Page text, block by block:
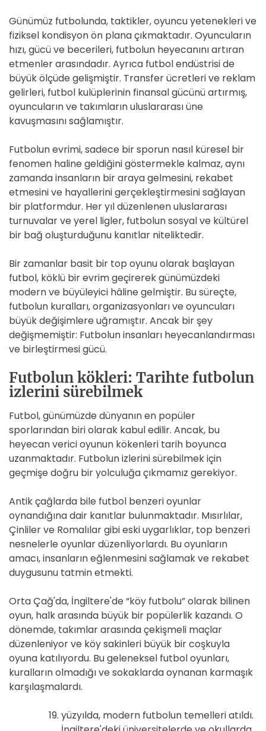
Günümüz futbolunda, taktikler, oyuncu yetenekleri ve
fiziksel kondisyon ön plana çıkmaktadır. Oyuncuların
hızı, gücü ve becerileri, futbolun heyecanını artıran
etmenler arasındadır. Ayrıca futbol endüstrisi de
büyük ölçüde gelişmiştir. Transfer ücretleri ve reklam
gelirleri, futbol kulüplerinin finansal gücünü artırmış,
oyuncuların ve takımların uluslararası üne
kavuşmasını sağlamıştır.
Futbolun evrimi, sadece bir sporun nasıl küresel bir
fenomen haline geldiğini göstermekle kalmaz, aynı
zamanda insanların bir araya gelmesini, rekabet
etmesini ve hayallerini gerçekleştirmesini sağlayan
bir platformdur. Her yıl düzenlenen uluslararası
turnuvalar ve yerel ligler, futbolun sosyal ve kültürel
bir bağ oluşturduğunu kanıtlar niteliktedir.
Bir zamanlar basit bir top oyunu olarak başlayan
futbol, köklü bir evrim geçirerek günümüzdeki
modern ve büyüleyici hâline gelmiştir. Bu süreçte,
futbolun kuralları, organizasyonları ve oyuncuları
büyük değişimlere uğramıştır. Ancak bir şey
değişmemiştir: Futbolun insanları heyecanlandırması
ve birleştirmesi gücü.
Futbolun kökleri: Tarihte futbolun
izlerini sürebilmek
Futbol, günümüzde dünyanın en popüler
sporlarından biri olarak kabul edilir. Ancak, bu
heyecan verici oyunun kökenleri tarih boyunca
uzanmaktadır. Futbolun izlerini sürebilmek için
geçmişe doğru bir yolculuğa çıkmamız gerekiyor.
Antik çağlarda bile futbol benzeri oyunlar
oynandığına dair kanıtlar bulunmaktadır. Mısırlılar,
Çinliler ve Romalılar gibi eski uygarlıklar, top benzeri
nesnelerle oyunlar düzenliyorlardı. Bu oyunların
amacı, insanların eğlenmesini sağlamak ve rekabet
duygusunu tatmin etmekti.
Orta Çağ'da, İngiltere'de “köy futbolu” olarak bilinen
oyun, halk arasında büyük bir popülerlik kazandı. O
dönemde, takımlar arasında çekişmeli maçlar
düzenleniyor ve köy sakinleri büyük bir coşkuyla
oyuna katılıyordu. Bu geleneksel futbol oyunları,
kuralların olmadığı ve sokaklarda oynanan karmaşık
karşılaşmalardı.
yüzyılda, modern futbolun temelleri atıldı.